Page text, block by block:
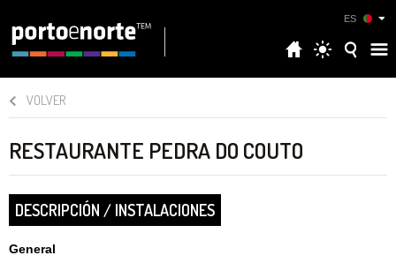
ES
VOLVER
RESTAURANTE PEDRA DO COUTO
DESCRIPCIÓN / INSTALACIONES
General